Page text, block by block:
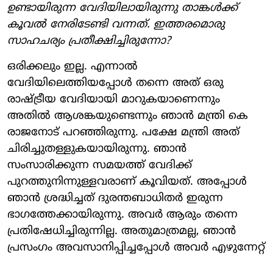
ഉണ്ടായിരുന്ന വേദിയിലായിരുന്നു താങ്കള്‍ക്ക്
കൂവല്‍ നേരിടേണ്ടി വന്നത്. ഇത്തരമൊരു
സാഹചര്യം പ്രതീക്ഷിച്ചിരുന്നോ?
ഒരിക്കലും ഇല്ല. എന്നാല്‍
വേദിയിലെത്തിയപ്പോള്‍ തന്നെ അത് ഒരു
രാഷ്ട്രീയ വേദിയായി മാറുകയാണെന്നും
അതില്‍ ആശങ്കയുണ്ടെന്നും ഞാന്‍ മന്ത്രി കെ
രാജനോട് പറഞ്ഞിരുന്നു. പക്ഷേ മന്ത്രി അത്
ചിരിച്ചുതള്ളുകയായിരുന്നു. ഞാന്‍
സംസാരിക്കുന്ന സമയത്ത് വേദിക്ക്
പുറത്തുനിന്നുള്ളവരാണ് കൂവിയത്. അപ്പോള്‍
ഞാന്‍ ശ്രദ്ധിച്ചത് ദുരന്തബാധിതര്‍ ഇരുന്ന
ഭാഗത്തേക്കായിരുന്നു. അവര്‍ ആരും തന്നെ
പ്രതിഷേധിച്ചിരുന്നില്ല. അതുമാത്രമല്ല, ഞാന്‍
പ്രസംഗം അവസാനിപ്പിച്ചപ്പോള്‍ അവര്‍ എഴുന്നേറ്റ്